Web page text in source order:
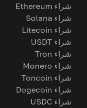
شراء Ethereum
شراء Solana
شراء Litecoin
شراء USDT
شراء Tron
شراء Monero
شراء Toncoin
شراء Dogecoin
شراء USDC